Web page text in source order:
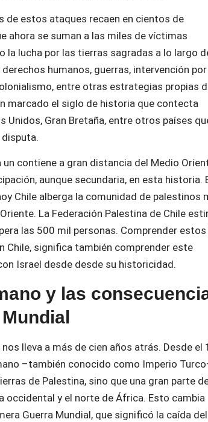
de estos ataques recaen en cientos de
ahora se suman a las miles de víctimas
la lucha por las tierras sagradas a lo largo
humanos, guerras, intervención por
entre otras estrategias propias
marcado el siglo de historia que contecta
Unidos, Gran Bretaña, entre otros países
un contiene a gran distancia del Medio
aunque secundaria, en esta historia.
Chile alberga la comunidad de palestinos
La Federación Palestina de Chile
las 500 mil personas. Comprender
Chile, significa también comprender este
Israel desde desde su historicidad.
y las
lleva a más de cien años atrás. Desde el
–también conocido como Imperio
de Palestina, sino que una gran parte
occidental y el norte de África. Esto cambia
Guerra Mundial, que significó la caída del